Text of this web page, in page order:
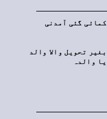
کمائی گئی آمدنی
بغیر تحویل والا والد
یا والدہ